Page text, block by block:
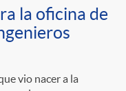
la oficina de
vio nacer a la